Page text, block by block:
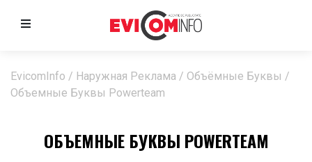
EvicomInfo / Наружная Реклама / Объёмные Буквы /
Объемные Буквы Powerteam
ОБЪЕМНЫЕ БУКВЫ POWERTEAM